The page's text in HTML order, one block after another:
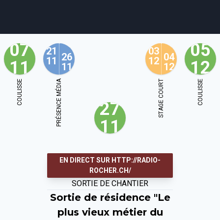
agenda personnes projets shop
07
11
COULISSE
21
11 26
11
PRÉSENCE MÉDIA
27
11
03
12 04
12
STAGE COURT
05
12
COULISSE
EN DIRECT SUR HTTP://RADIO-
ROCHER.CH/
SORTIE DE CHANTIER
Sortie de résidence "Le
plus vieux métier du